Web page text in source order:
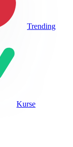
Trending
Kurse